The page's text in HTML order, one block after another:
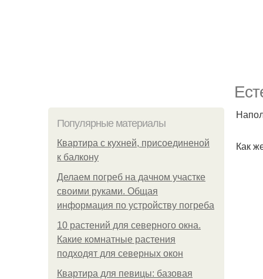
Популярные материалы
Квартира с кухней, присоединеной
к балкону
Делаем погреб на дачном участке
своими руками. Общая
информация по устройству погреба
10 растений для северного окна.
Какие комнатные растения
подходят для северных окон
Квартира для певицы: базовая
Как